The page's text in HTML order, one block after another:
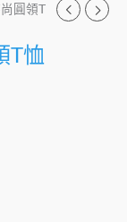
圓領T
T恤